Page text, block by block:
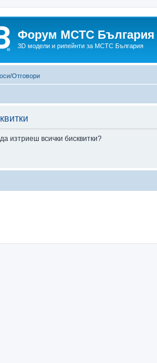
Форум МСТС България
3D модели и рипейнти за МСТС България
Отговори
изтриеш всички бисквитки?